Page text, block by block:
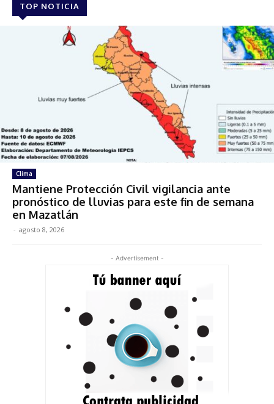
TOP NOTICIA
Clima
Mantiene Protección Civil vigilancia ante
pronóstico de lluvias para este fin de semana
en Mazatlán
- agosto 8, 2026
- Advertisement -